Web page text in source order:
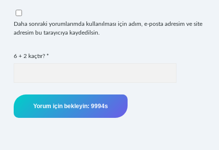
Daha sonraki yorumlarımda kullanılması için adım, e-posta adresim ve site
adresim bu tarayıcıya kaydedilsin.
6 + 2 kaçtır? *